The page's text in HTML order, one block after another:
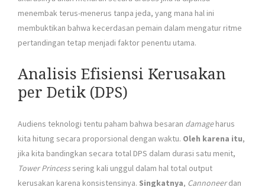
menembak terus-menerus tanpa jeda, yang mana hal ini
membuktikan bahwa kecerdasan pemain dalam mengatur ritme
pertandingan tetap menjadi faktor penentu utama.
Analisis Efisiensi Kerusakan
per Detik (DPS)
Audiens teknologi tentu paham bahwa besaran damageharus
kita hitung secara proporsional dengan waktu. Oleh karena itu,
jika kita bandingkan secara total DPS dalam durasi satu menit,
Tower Princesssering kali unggul dalam hal total output
kerusakan karena konsistensinya. Singkatnya, Cannoneerdan